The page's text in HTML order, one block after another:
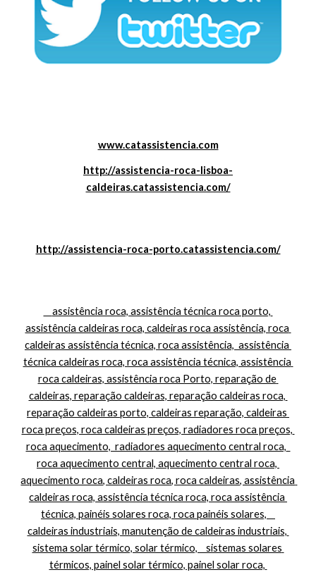
www.catassistencia.com
http://assistencia-roca-lisboa-
caldeiras.catassistencia.com/
http://assistencia-roca-porto.catassistencia.com/
assistência caldeiras roca, caldeiras roca assistência, roca
caldeiras assistência técnica, roca assistência,  assistência
técnica caldeiras roca, roca assistência técnica, assistência
roca caldeiras, assistência roca Porto, reparação de
caldeiras, reparação caldeiras, reparação caldeiras roca,
reparação caldeiras porto, caldeiras reparação, caldeiras
roca preços, roca caldeiras preços, radiadores roca preços,
roca aquecimento,  radiadores aquecimento central roca,
roca aquecimento central, aquecimento central roca,
aquecimento roca, caldeiras roca, roca caldeiras, assistência
caldeiras roca, assistência técnica roca, roca assistência
técnica, painéis solares roca, roca painéis solares,
caldeiras industriais, manutenção de caldeiras industriais,
sistema solar térmico, solar térmico,    sistemas solares
térmicos, painel solar térmico, painel solar roca,